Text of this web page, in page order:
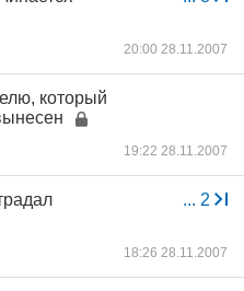
20:00 28.11.2007
который
19:22 28.11.2007
... 2
18:26 28.11.2007